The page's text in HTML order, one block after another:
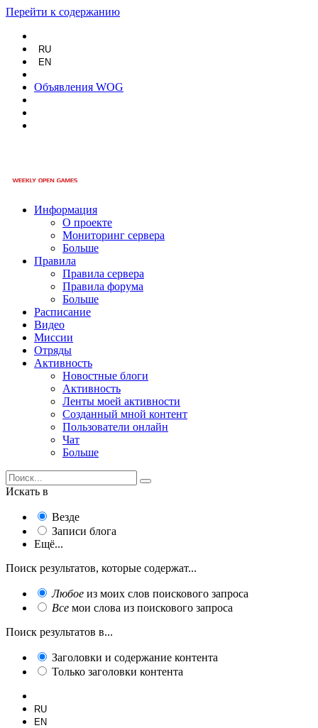
Перейти к содержанию
RU
EN
Объявления WOG
Информация
О проекте
Мониторинг сервера
Больше
Правила
Правила сервера
Правила форума
Больше
Расписание
Видео
Миссии
Отряды
Активность
Новостные блоги
Активность
Ленты моей активности
Созданный мной контент
Пользователи онлайн
Чат
Больше
Искать в
Везде
Записи блога
Ещё...
Поиск результатов, которые содержат...
Любое из моих слов поискового запроса
Все мои слова из поискового запроса
Поиск результатов в...
Заголовки и содержание контента
Только заголовки контента
RU
EN